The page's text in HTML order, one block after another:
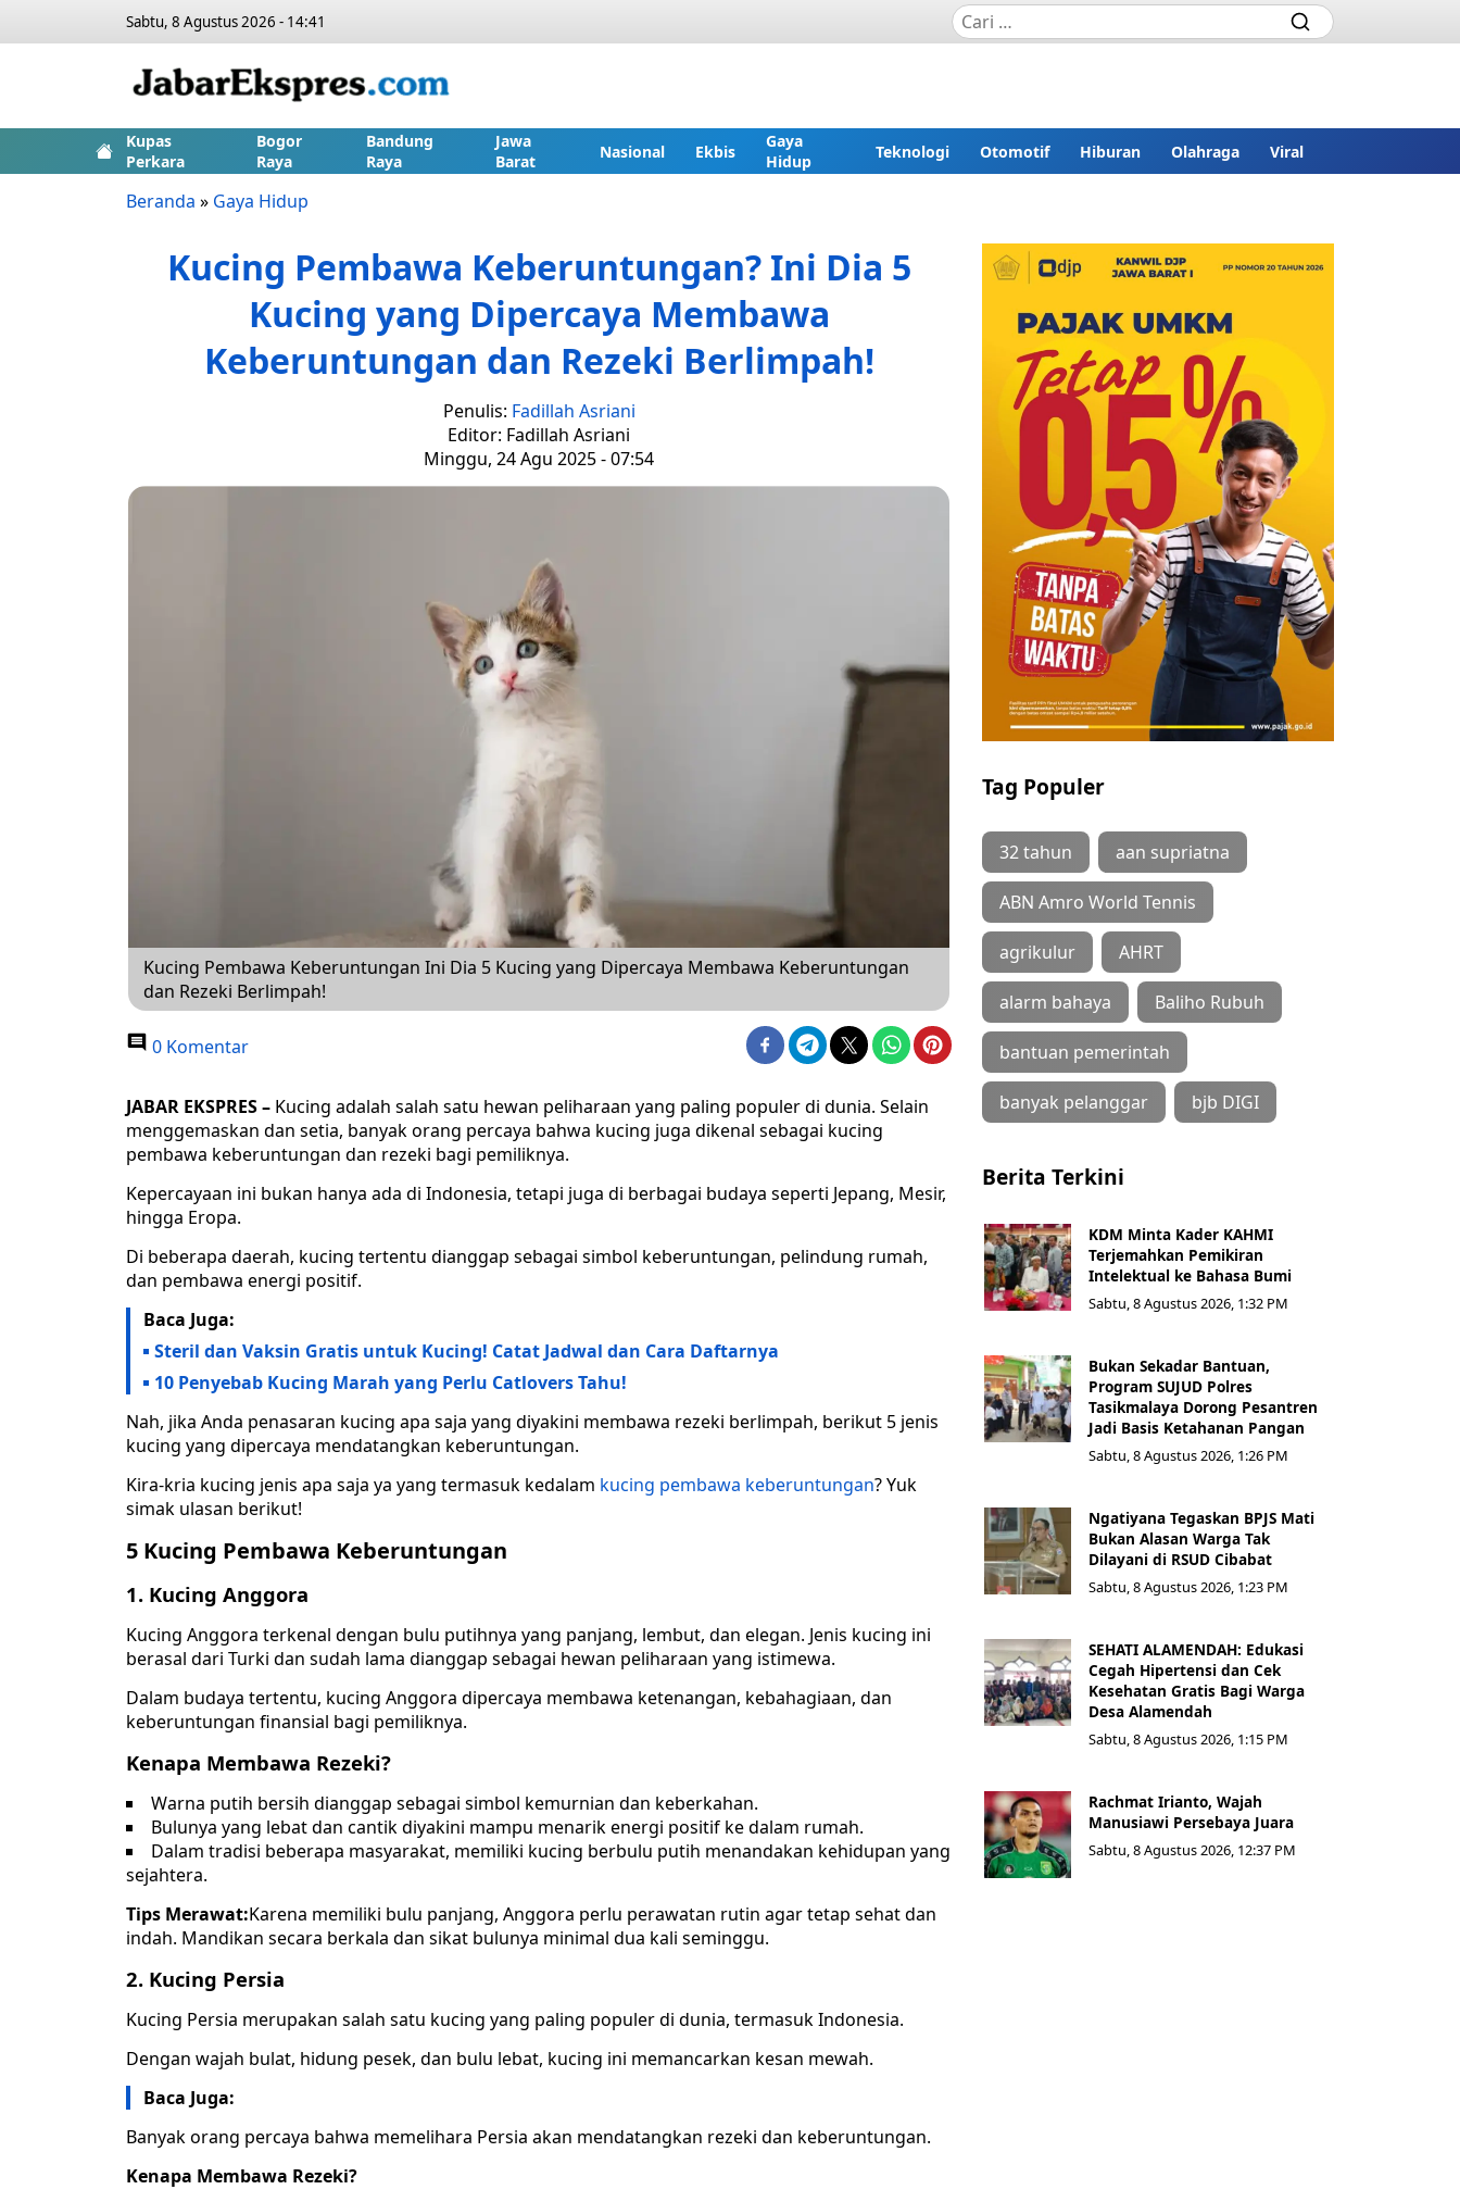
Sabtu, 8 Agustus 2026 - 14:41
Kupas
Perkara
Bogor
Raya
Bandung
Raya
Jawa
Barat
Nasional Ekbis
Gaya
Hidup
Teknologi Otomotif Hiburan Olahraga Viral
Beranda » Gaya Hidup
Kucing Pembawa Keberuntungan? Ini Dia 5
Kucing yang Dipercaya Membawa
Keberuntungan dan Rezeki Berlimpah!
Penulis: Fadillah Asriani
Editor: Fadillah Asriani
Minggu, 24 Agu 2025 - 07:54
Kucing Pembawa Keberuntungan Ini Dia 5 Kucing yang Dipercaya Membawa Keberuntungan
dan Rezeki Berlimpah!
0 Komentar
JABAR EKSPRES – Kucing adalah salah satu hewan peliharaan yang paling populer di dunia. Selain
menggemaskan dan setia, banyak orang percaya bahwa kucing juga dikenal sebagai kucing
pembawa keberuntungan dan rezeki bagi pemiliknya.
Kepercayaan ini bukan hanya ada di Indonesia, tetapi juga di berbagai budaya seperti Jepang, Mesir,
hingga Eropa.
Di beberapa daerah, kucing tertentu dianggap sebagai simbol keberuntungan, pelindung rumah,
dan pembawa energi positif.
Baca Juga:
Steril dan Vaksin Gratis untuk Kucing! Catat Jadwal dan Cara Daftarnya
10 Penyebab Kucing Marah yang Perlu Catlovers Tahu!
Nah, jika Anda penasaran kucing apa saja yang diyakini membawa rezeki berlimpah, berikut 5 jenis
kucing yang dipercaya mendatangkan keberuntungan.
Kira-kria kucing jenis apa saja ya yang termasuk kedalam kucing pembawa keberuntungan? Yuk
simak ulasan berikut!
5 Kucing Pembawa Keberuntungan
1. Kucing Anggora
Kucing Anggora terkenal dengan bulu putihnya yang panjang, lembut, dan elegan. Jenis kucing ini
berasal dari Turki dan sudah lama dianggap sebagai hewan peliharaan yang istimewa.
Dalam budaya tertentu, kucing Anggora dipercaya membawa ketenangan, kebahagiaan, dan
keberuntungan finansial bagi pemiliknya.
Kenapa Membawa Rezeki?
Warna putih bersih dianggap sebagai simbol kemurnian dan keberkahan.
Bulunya yang lebat dan cantik diyakini mampu menarik energi positif ke dalam rumah.
Dalam tradisi beberapa masyarakat, memiliki kucing berbulu putih menandakan kehidupan yang
sejahtera.
Tips Merawat:Karena memiliki bulu panjang, Anggora perlu perawatan rutin agar tetap sehat dan
indah. Mandikan secara berkala dan sikat bulunya minimal dua kali seminggu.
2. Kucing Persia
Kucing Persia merupakan salah satu kucing yang paling populer di dunia, termasuk Indonesia.
Dengan wajah bulat, hidung pesek, dan bulu lebat, kucing ini memancarkan kesan mewah.
Baca Juga:
Banyak orang percaya bahwa memelihara Persia akan mendatangkan rezeki dan keberuntungan.
Kenapa Membawa Rezeki?
Tag Populer
32 tahun aan supriatna
ABN Amro World Tennis
agrikulur AHRT
alarm bahaya Baliho Rubuh
bantuan pemerintah
banyak pelanggar bjb DIGI
Berita Terkini
KDM Minta Kader KAHMI
Terjemahkan Pemikiran
Intelektual ke Bahasa Bumi
Sabtu, 8 Agustus 2026, 1:32 PM
Bukan Sekadar Bantuan,
Program SUJUD Polres
Tasikmalaya Dorong Pesantren
Jadi Basis Ketahanan Pangan
Sabtu, 8 Agustus 2026, 1:26 PM
Ngatiyana Tegaskan BPJS Mati
Bukan Alasan Warga Tak
Dilayani di RSUD Cibabat
Sabtu, 8 Agustus 2026, 1:23 PM
SEHATI ALAMENDAH: Edukasi
Cegah Hipertensi dan Cek
Kesehatan Gratis Bagi Warga
Desa Alamendah
Sabtu, 8 Agustus 2026, 1:15 PM
Rachmat Irianto, Wajah
Manusiawi Persebaya Juara
Sabtu, 8 Agustus 2026, 12:37 PM